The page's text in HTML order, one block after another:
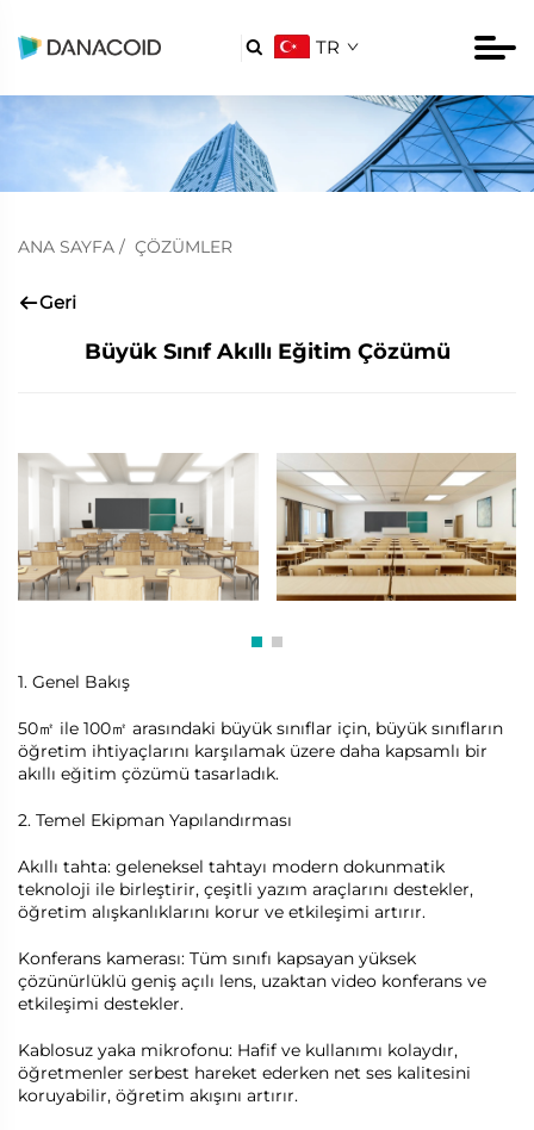
 TR
ANA SAYFA / ÇÖZÜMLER
Geri
Büyük Sınıf Akıllı Eğitim Çözümü
1. Genel Bakış
50㎡ ile 100㎡ arasındaki büyük sınıflar için, büyük sınıfların
öğretim ihtiyaçlarını karşılamak üzere daha kapsamlı bir
akıllı eğitim çözümü tasarladık.
2. Temel Ekipman Yapılandırması
Akıllı tahta: geleneksel tahtayı modern dokunmatik
teknoloji ile birleştirir, çeşitli yazım araçlarını destekler,
öğretim alışkanlıklarını korur ve etkileşimi artırır.
Konferans kamerası: Tüm sınıfı kapsayan yüksek
çözünürlüklü geniş açılı lens, uzaktan video konferans ve
etkileşimi destekler.
Kablosuz yaka mikrofonu: Hafif ve kullanımı kolaydır,
öğretmenler serbest hareket ederken net ses kalitesini
koruyabilir, öğretim akışını artırır.